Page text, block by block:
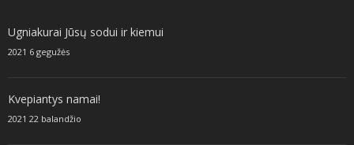
Ugniakurai Jūsų sodui ir kiemui
2021 6 gegužės
Kvepiantys namai!
2021 22 balandžio